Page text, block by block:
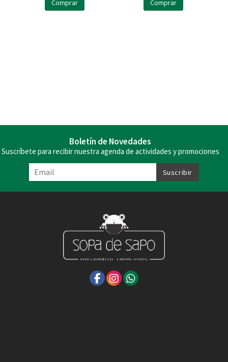
Comprar Comprar
Boletín de Novedades
Suscríbete para recibir nuestra agenda de actividades y promociones